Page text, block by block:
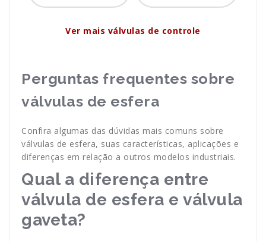
Ver mais válvulas de controle
Perguntas frequentes sobre
válvulas de esfera
Confira algumas das dúvidas mais comuns sobre
válvulas de esfera, suas características, aplicações e
diferenças em relação a outros modelos industriais.
Qual a diferença entre
válvula de esfera e válvula
gaveta?